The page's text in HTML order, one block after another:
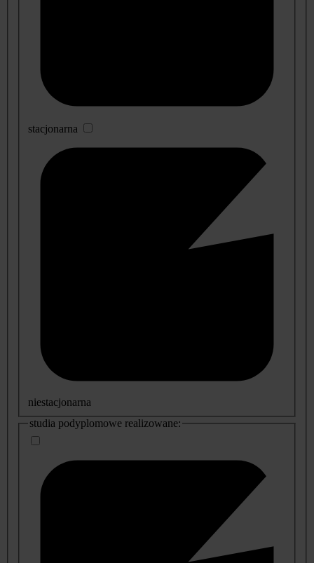
stacjonarna
niestacjonarna
studia podyplomowe realizowane: